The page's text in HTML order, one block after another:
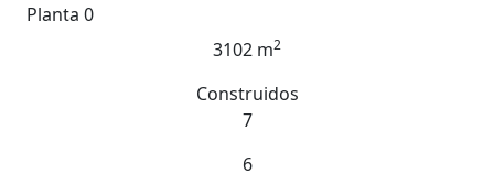
Planta 0
3102 m2
Construidos
7
6